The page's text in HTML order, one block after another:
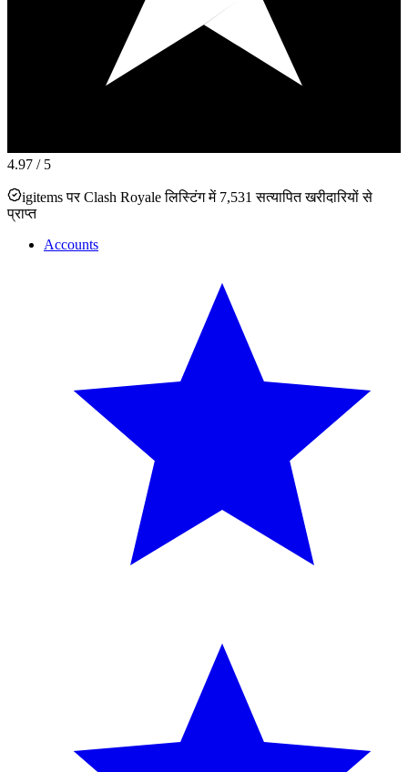
4.97 / 5
igitems पर Clash Royale लिस्टिंग में 7,531 सत्यापित खरीदारियों से
प्राप्त
Accounts